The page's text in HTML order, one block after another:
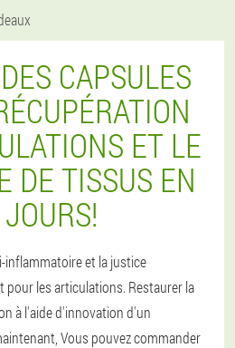
CAPSULES
ET LE
DE TISSUS EN
inflammatoire et la justice
pour les articulations. Restaurer la
à l'aide d'innovation d'un
Vous pouvez commander